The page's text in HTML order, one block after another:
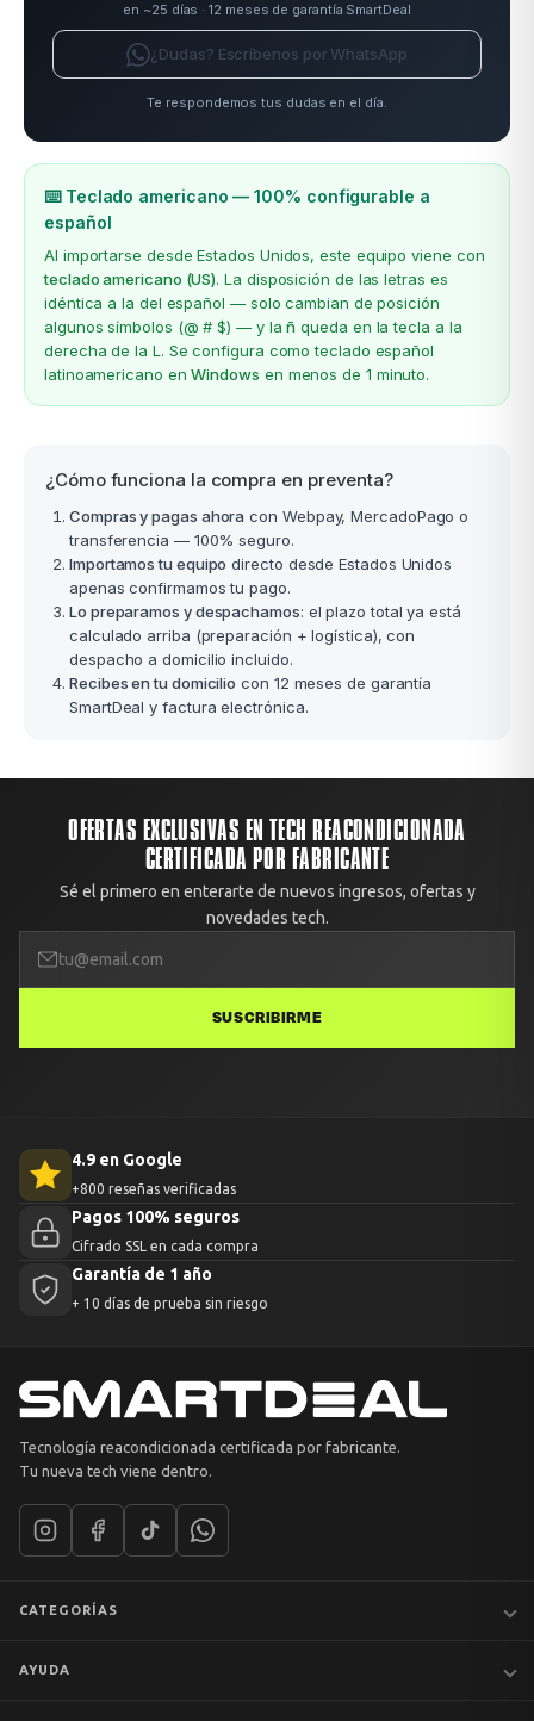
en ~25 días · 12 meses de garantía SmartDeal
¿Dudas? Escríbenos por WhatsApp
Te respondemos tus dudas en el día.
⌨️ Teclado americano — 100% configurable a
español
Al importarse desde Estados Unidos, este equipo viene con
teclado americano (US). La disposición de las letras es
idéntica a la del español — solo cambian de posición
algunos símbolos (@ # $) — y lañ queda en la tecla a la
derecha de la L. Se configura como teclado español
latinoamericano enWindows en menos de 1 minuto.
¿Cómo funciona la compra en preventa?
Compras y pagas ahora con Webpay, MercadoPago o
transferencia — 100% seguro.
Importamos tu equipo directo desde Estados Unidos
apenas confirmamos tu pago.
Lo preparamos y despachamos: el plazo total ya está
calculado arriba (preparación + logística), con
despacho a domicilio incluido.
Recibes en tu domicilio con 12 meses de garantía
SmartDeal y factura electrónica.
OFERTAS EXCLUSIVAS EN TECH REACONDICIONADA
CERTIFICADA POR FABRICANTE
Sé el primero en enterarte de nuevos ingresos, ofertas y
novedades tech.
SUSCRIBIRME
4.9 en Google
+800 reseñas verificadas
Pagos 100% seguros
Cifrado SSL en cada compra
Garantía de 1 año
+ 10 días de prueba sin riesgo
Tecnología reacondicionada certificada por fabricante.
Tu nueva tech viene dentro.
CATEGORÍAS
AYUDA